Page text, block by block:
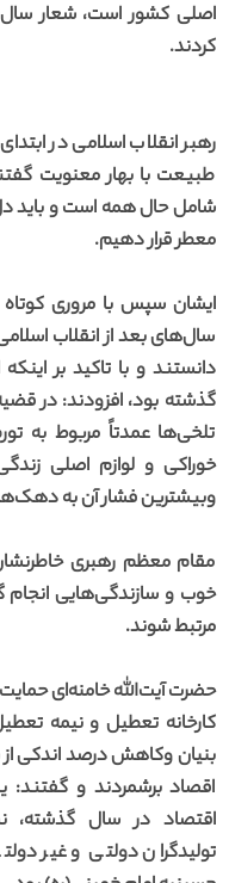
کردند.
رهبر انقلاب اسلامی در
طبیعت با بهار معنویت
شامل حال همه است و باید
معطر قرار دهیم.
سال‌های بعد از انقلاب
دانستند و با تاکید بر
گذشته بود، افزودند: در
تلخی‌ها عمدتاً مربوط به
خوراکی و لوازم اصلی
وبیشترین فشار آن به
مقام معظم رهبری
خوب و سازندگی‌هایی انجام
مرتبط شوند.
کارخانه تعطیل و نیمه
بنیان وکاهش درصد اندکی از
اقصاد برشمردند و
اقتصاد در سال گذشته،
تولیدگران دولتی و غیر